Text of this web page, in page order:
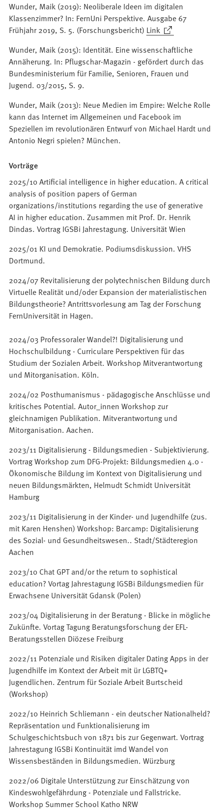
einem
neuen
Tab)
Wunder, Maik (2019): Neoliberale Ideen im digitalen
Klassenzimmer? In: FernUni Perspektive. Ausgabe 67
Frühjahr 2019, S. 5. (Forschungsbericht) Link
(Öffnet
einem
neuen
Tab)
Wunder, Maik (2015): Identität. Eine wissenschaftliche
Annäherung. In: Pflugschar-Magazin - gefördert durch das
Bundesministerium für Familie, Senioren, Frauen und
Jugend. 03/2015, S. 9.
Wunder, Maik (2013): Neue Medien im Empire: Welche Rolle
kann das Internet im Allgemeinen und Facebook im
Speziellen im revolutionären Entwurf von Michael Hardt und
Antonio Negri spielen? München.
Vorträge
2025/10 Artificial intelligence in higher education. A critical
analysis of position papers of German
organizations/institutions regarding the use of generative
AI in higher education. Zusammen mit Prof. Dr. Henrik
Dindas. Vortrag IGSBi Jahrestagung. Universität Wien
2025/01 KI und Demokratie. Podiumsdiskussion. VHS
Dortmund.
2024/07 Revitalisierung der polytechnischen Bildung durch
Virtuelle Realität und/oder Expansion der materialistischen
Bildungstheorie? Antrittsvorlesung am Tag der Forschung
FernUniversität in Hagen.
2024/03 Professoraler Wandel?! Digitalisierung und
Hochschulbildung - Curriculare Perspektiven für das
Studium der Sozialen Arbeit. Workshop Mitverantwortung
und Mitorganisation. Köln.
2024/02 Posthumanismus - pädagogische Anschlüsse und
kritisches Potential. Autor_innen Workshop zur
gleichnamigen Publikation. Mitverantwortung und
Mitorganisation. Aachen.
2023/11 Digitalisierung - Bildungsmedien - Subjektivierung.
Vortrag Workshop zum DFG-Projekt: Bildungsmedien 4.0 -
Ökonomische Bildung im Kontext von Digitalisierung und
neuen Bildungsmärkten, Helmudt Schmidt Universität
Hamburg
2023/11 Digitalisierung in der Kinder- und Jugendhilfe (zus.
mit Karen Henshen) Workshop: Barcamp: Digitalisierung
des Sozial- und Gesundheitswesen.. Stadt/Städteregion
Aachen
2023/10 Chat GPT and/or the return to sophistical
education? Vortag Jahrestagung IGSBi Bildungsmedien für
Erwachsene Universität Gdansk (Polen)
2023/04 Digitalisierung in der Beratung - Blicke in mögliche
Zukünfte. Vortag Tagung Beratungsforschung der EFL-
Beratungsstellen Diözese Freiburg
2022/11 Potenziale und Risiken digitaler Dating Apps in der
Jugendhilfe im Kontext der Arbeit mit ür LGBTQ+
Jugendlichen. Zentrum für Soziale Arbeit Burtscheid
(Workshop)
2022/10 Heinrich Schliemann - ein deutscher Nationalheld?
Repräsentation und Funktionalisierung im
Schulgeschichtsbuch von 1871 bis zur Gegenwart. Vortrag
Jahrestagung IGSBi Kontinuität imd Wandel von
Wissensbeständen in Bildungsmedien. Würzburg
2022/06 Digitale Unterstützung zur Einschätzung von
Kindeswohlgefährdung - Potenziale und Fallstricke.
Workshop Summer School Katho NRW